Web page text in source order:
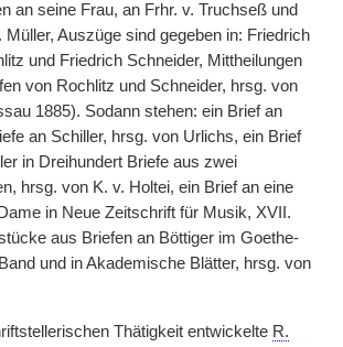
an seine Frau, an Frhr. v. Truchseß und
Müller, Auszüge sind gegeben in: Friedrich
und Friedrich Schneider, Mittheilungen
von Rochlitz und Schneider, hrsg. von
1885). Sodann stehen: ein Brief an
an Schiller, hrsg. von Urlichs, ein Brief
in Dreihundert Briefe aus zwei
hrsg. von K. v. Holtei, ein Brief an eine
in Neue Zeitschrift für Musik, XVII.
aus Briefen an Böttiger im Goethe-
und in Akademische Blätter, hrsg. von
Thätigkeit entwickelte R.